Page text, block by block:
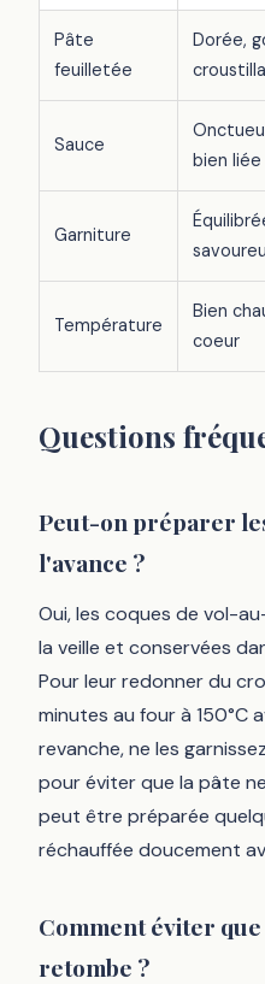
Pâte
feuilletée
Dorée,
Sauce
bien liée
Garniture
Température
Bien
coeur
Questions
Peut-on préparer
l'avance ?
Oui, les coques de vol-
la veille et conservées
Pour leur redonner du
minutes au four à 150°C
revanche, ne les
pour éviter que la pâte
peut être préparée
réchauffée doucement
Comment éviter
retombe ?